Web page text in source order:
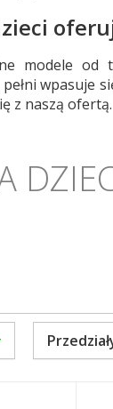
modele od
wpasuje
z naszą ofertą.